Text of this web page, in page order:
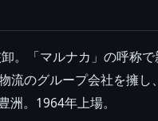
。「マルナカ」の呼称
のグループ会社を擁
。1964年上場。